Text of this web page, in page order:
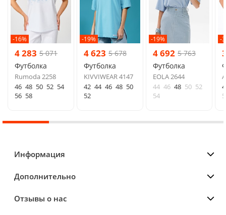
-16%
4 283 5 071
Футболка
Rumoda 2258
46 48 50 52 54
56 58
-19%
4 623 5 678
Футболка
KIVVIWEAR 4147
42 44 46 48 50
52
-19%
4 692 5 763
Футболка
EOLA 2644
44 46 48 50 52
54
-
Информация
Дополнительно
Отзывы о нас